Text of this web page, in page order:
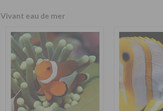
Vivant eau de mer